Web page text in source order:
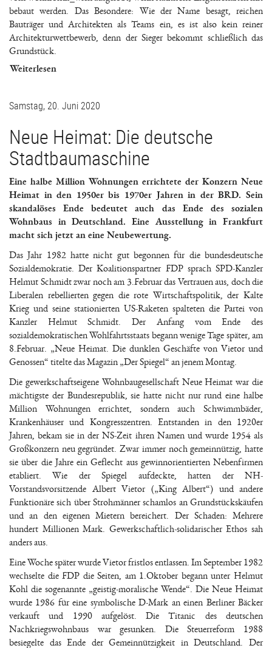
bebaut werden. Das Besondere: Wie der Name besagt, reichen
Bauträger und Architekten als Teams ein, es ist also kein reiner
Architekturwettbewerb, denn der Sieger bekommt schließlich das
Grundstück.
Weiterlesen
Samstag, 20. Juni 2020
Neue Heimat: Die deutsche
Stadtbaumaschine
Eine halbe Million Wohnungen errichtete der Konzern Neue
Heimat in den 1950er bis 1970er Jahren in der BRD. Sein
skandalöses Ende bedeutet auch das Ende des sozialen
Wohnbaus in Deutschland. Eine Ausstellung in Frankfurt
macht sich jetzt an eine Neubewertung.
Das Jahr 1982 hatte nicht gut begonnen für die bundesdeutsche
Sozialdemokratie. Der Koalitionspartner FDP sprach SPD-Kanzler
Helmut Schmidt zwar noch am 3.Februar das Vertrauen aus, doch die
Liberalen rebellierten gegen die rote Wirtschaftspolitik, der Kalte
Krieg und seine stationierten US-Raketen spalteten die Partei von
Kanzler Helmut Schmidt. Der Anfang vom Ende des
sozialdemokratischen Wohlfahrtsstaats begann wenige Tage später, am
8.Februar. „Neue Heimat. Die dunklen Geschäfte von Vietor und
Genossen“ titelte das Magazin „Der Spiegel“ an jenem Montag.
Die gewerkschaftseigene Wohnbaugesellschaft Neue Heimat war die
mächtigste der Bundesrepublik, sie hatte nicht nur rund eine halbe
Million Wohnungen errichtet, sondern auch Schwimmbäder,
Krankenhäuser und Kongresszentren. Entstanden in den 1920er
Jahren, bekam sie in der NS-Zeit ihren Namen und wurde 1954 als
Großkonzern neu gegründet. Zwar immer noch gemeinnützig, hatte
sie über die Jahre ein Geflecht aus gewinnorientierten Nebenfirmen
etabliert. Wie der Spiegel aufdeckte, hatten der NH-
Vorstandsvorsitzende Albert Vietor („King Albert“) und andere
Funktionäre sich über Strohmänner schamlos an Grundstückskäufen
und an den eigenen Mietern bereichert. Der Schaden: Mehrere
hundert Millionen Mark. Gewerkschaftlich-solidarischer Ethos sah
anders aus.
Eine Woche später wurde Vietor fristlos entlassen. Im September 1982
wechselte die FDP die Seiten, am 1.Oktober begann unter Helmut
Kohl die sogenannte „geistig-moralische Wende“. Die Neue Heimat
wurde 1986 für eine symbolische D-Mark an einen Berliner Bäcker
verkauft und 1990 aufgelöst. Die Titanic des deutschen
Nachkriegswohnbaus war gesunken. Die Steuerreform 1988
besiegelte das Ende der Gemeinnützigkeit in Deutschland. Der